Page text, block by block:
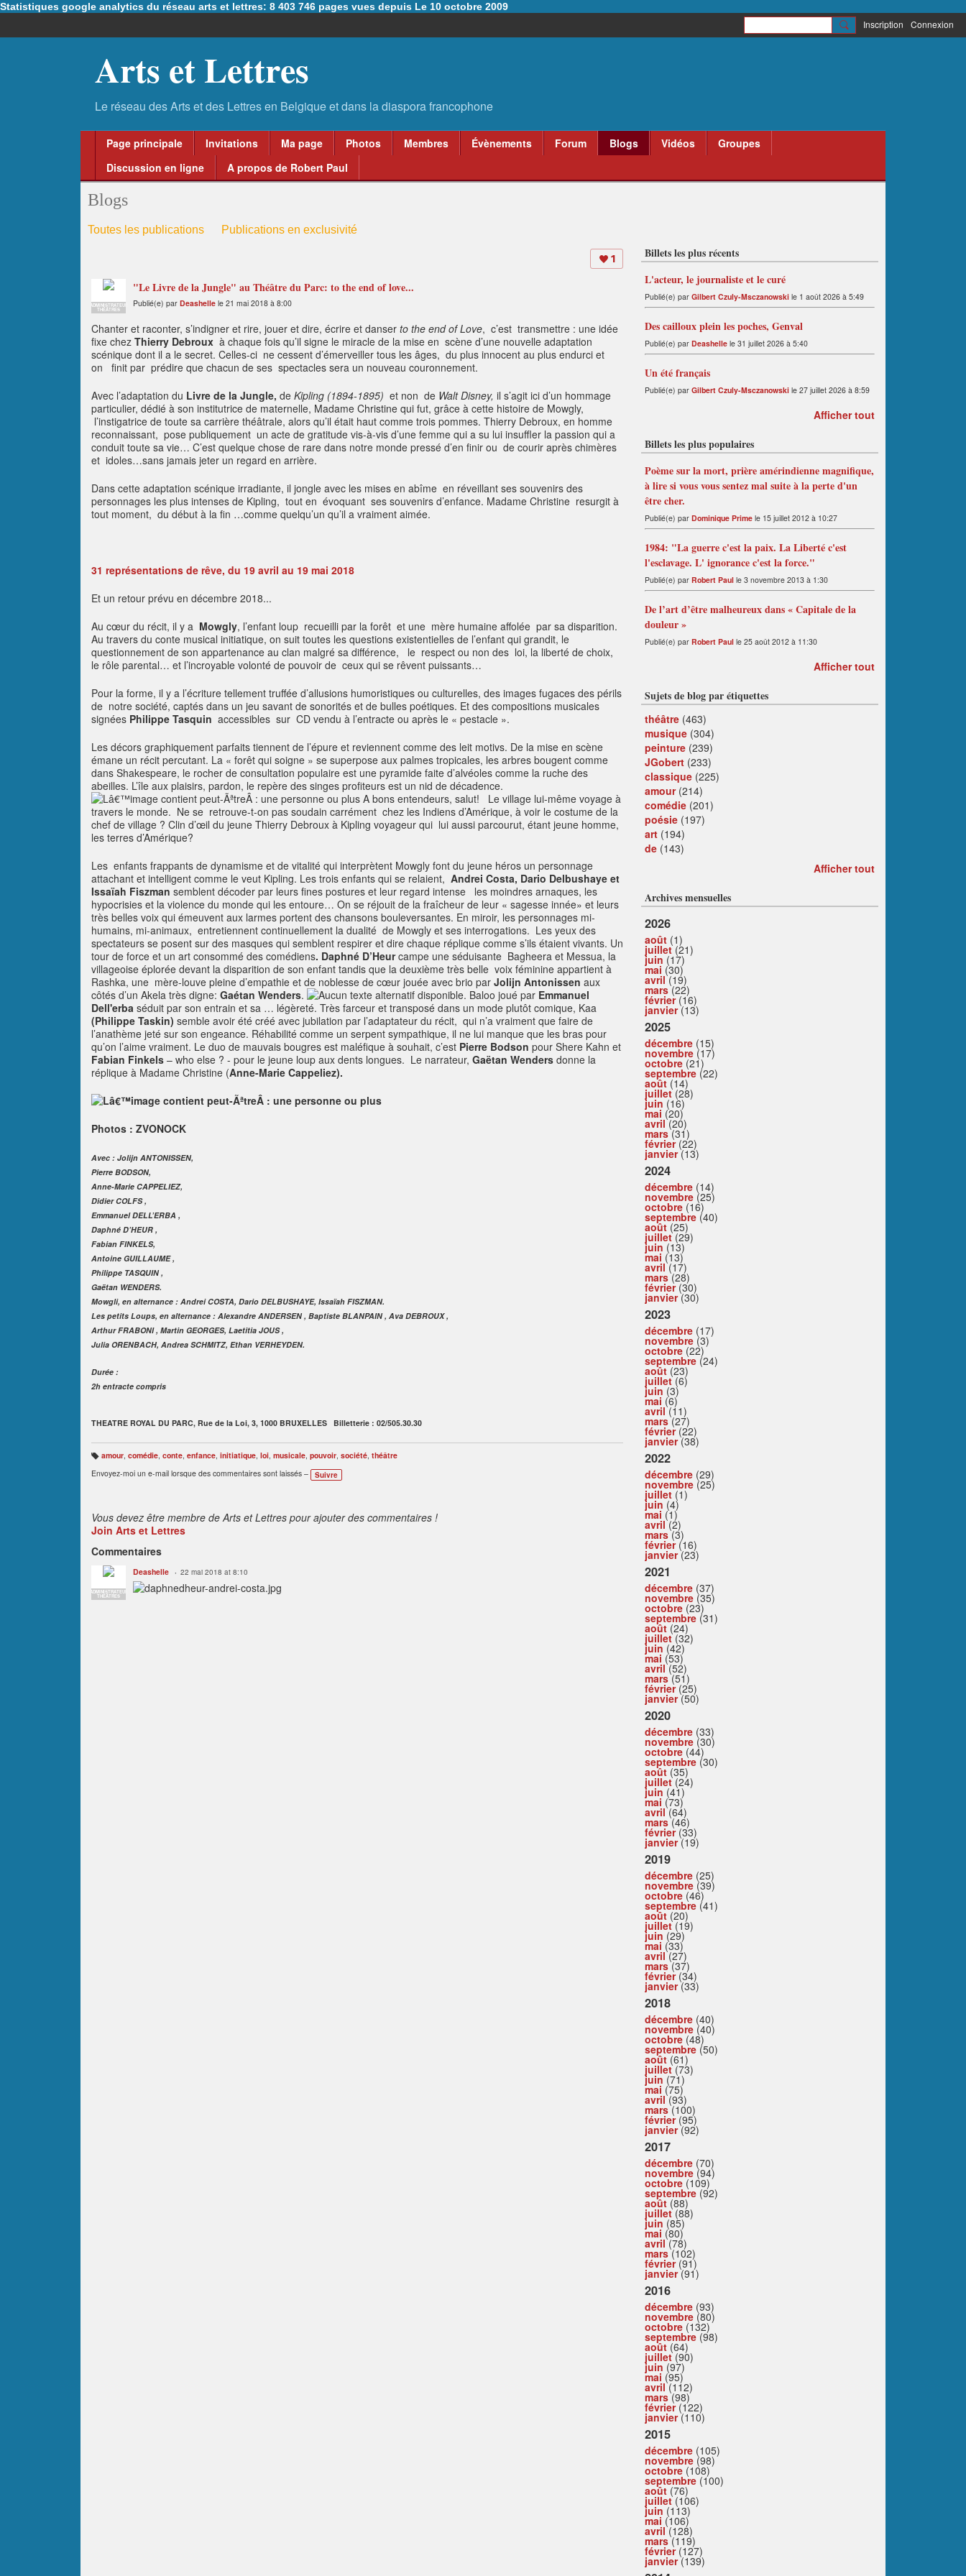
Statistiques google analytics du réseau arts et lettres: 8 403 746 pages vues depuis Le 10 octobre 2009
Inscription Connexion
Arts et Lettres
Page principale Invitations Ma page Photos Membres Évènements Forum Blogs Vidéos
Groupes
Discussion en ligne
A propos de Robert Paul
Blogs
Toutes les publications Publications en exclusivité
1
ADMINISTRATEUR
THÉÂTRES
"Le Livre de la Jungle" au Théâtre du Parc: to the end of love...
Publié(e) par Deashelle le 21 mai 2018 à 8:00
Chanter et raconter, s’indigner et rire, jouer et dire, écrire et danser to the end of Love, c’est transmettre : une idée
fixe chez Thierry Debroux à chaque fois qu’il signe le miracle de la mise en scène d’une nouvelle adaptation
scénique dont il a le secret. Celles-ci ne cessent d’émerveiller tous les âges, du plus innocent au plus endurci et
on finit par prédire que chacun de ses spectacles sera un nouveau couronnement.
Avec l’adaptation du Livre de la Jungle, de Kipling (1894-1895) et non de Walt Disney, il s’agit ici d’un hommage
particulier, dédié à son institutrice de maternelle, Madame Christine qui fut, grâce à cette histoire de Mowgly,
l’instigatrice de toute sa carrière théâtrale, alors qu’il était haut comme trois pommes. Thierry Debroux, en homme
reconnaissant, pose publiquement un acte de gratitude vis-à-vis d’une femme qui a su lui insuffler la passion qui a
conduit toute sa vie… C’est quelque chose de rare dans notre monde pressé d’en finir ou de courir après chimères
et idoles…sans jamais jeter un regard en arrière.
Dans cette adaptation scénique irradiante, il jongle avec les mises en abîme en réveillant ses souvenirs des
personnages les plus intenses de Kipling, tout en évoquant ses souvenirs d’enfance. Madame Christine resurgit à
tout moment, du début à la fin …comme quelqu’un qu’il a vraiment aimée.
31 représentations de rêve, du 19 avril au 19 mai 2018
Et un retour prévu en décembre 2018...
Au cœur du récit, il y a Mowgly, l’enfant loup recueilli par la forêt et une mère humaine affolée par sa disparition.
Au travers du conte musical initiatique, on suit toutes les questions existentielles de l’enfant qui grandit, le
questionnement de son appartenance au clan malgré sa différence, le respect ou non des loi, la liberté de choix,
le rôle parental… et l’incroyable volonté de pouvoir de ceux qui se rêvent puissants…
Pour la forme, il y a l’écriture tellement truffée d’allusions humoristiques ou culturelles, des images fugaces des périls
de notre société, captés dans un jeu savant de sonorités et de bulles poétiques. Et des compositions musicales
signées Philippe Tasquin accessibles sur CD vendu à l’entracte ou après le « pestacle ».
Les décors graphiquement parfaits tiennent de l’épure et reviennent comme des leit motivs. De la mise en scène
émane un récit percutant. La « forêt qui soigne » se superpose aux palmes tropicales, les arbres bougent comme
dans Shakespeare, le rocher de consultation populaire est une pyramide faite d’alvéoles comme la ruche des
abeilles. L’île aux plaisirs, pardon, le repère des singes profiteurs est un nid de décadence.
A bons entendeurs, salut! Le village lui-même voyage à
travers le monde. Ne se retrouve-t-on pas soudain carrément chez les Indiens d’Amérique, à voir le costume de la
chef de village ? Clin d’œil du jeune Thierry Debroux à Kipling voyageur qui lui aussi parcourut, étant jeune homme,
les terres d’Amérique?
Les enfants frappants de dynamisme et de vitalité qui interprètent Mowgly font du jeune héros un personnage
attachant et intelligent comme le veut Kipling. Les trois enfants qui se relaient, Andrei Costa, Dario Delbushaye et
Issaïah Fiszman semblent décoder par leurs fines postures et leur regard intense les moindres arnaques, les
hypocrisies et la violence du monde qui les entoure… On se réjouit de la fraîcheur de leur « sagesse innée» et leurs
très belles voix qui émeuvent aux larmes portent des chansons bouleversantes. En miroir, les personnages mi-
humains, mi-animaux, entretiennent continuellement la dualité de Mowgly et ses interrogations. Les yeux des
spectateurs se posent sur des masques qui semblent respirer et dire chaque réplique comme s’ils étaient vivants. Un
tour de force et un art consommé des comédiens. Daphné D’Heurcampe une séduisante Bagheera et Messua, la
villageoise éplorée devant la disparition de son enfant tandis que la deuxième très belle voix féminine appartient à
Rashka, une mère-louve pleine d’empathie et de noblesse de cœur jouée avec brio par Jolijn Antonissen aux
côtés d’un Akela très digne: Gaétan Wenders. Baloo joué par Emmanuel
Dell'erba séduit par son entrain et sa … légèreté. Très farceur et transposé dans un mode plutôt comique, Kaa
(Philippe Taskin) semble avoir été créé avec jubilation par l’adaptateur du récit, qui n’a vraiment que faire de
l’anathème jeté sur son engeance. Réhabilité comme un serpent sympathique, il ne lui manque que les bras pour
qu’on l’aime vraiment. Le duo de mauvais bougres est maléfique à souhait, c’est Pierre Bodson pour Shere Kahn et
Fabian Finkels – who else ? - pour le jeune loup aux dents longues. Le narrateur, Gaëtan Wenders donne la
réplique à Madame Christine (Anne-Marie Cappeliez).
Photos : ZVONOCK
Avec : Jolijn ANTONISSEN,
Pierre BODSON,
Anne-Marie CAPPELIEZ,
Didier COLFS ,
Emmanuel DELL’ERBA ,
Daphné D’HEUR ,
Fabian FINKELS,
Antoine GUILLAUME ,
Philippe TASQUIN ,
Gaëtan WENDERS.
Mowgli, en alternance : Andrei COSTA, Dario DELBUSHAYE, Issaïah FISZMAN.
Les petits Loups, en alternance : Alexandre ANDERSEN , Baptiste BLANPAIN , Ava DEBROUX ,
Arthur FRABONI , Martin GEORGES, Laetitia JOUS ,
Julia ORENBACH, Andrea SCHMITZ, Ethan VERHEYDEN.
Durée :
2h entracte compris
THEATRE ROYAL DU PARC, Rue de la Loi, 3, 1000 BRUXELLES Billetterie : 02/505.30.30
B
ali
s
amour, comédie, conte, enfance, initiatique, loi, musicale, pouvoir, société, théâtre
Envoyez-moi un e-mail lorsque des commentaires sont laissés –
Suivre
Vous devez être membre de Arts et Lettres pour ajouter des commentaires !
Join Arts et Lettres
Commentaires
ADMINISTRATEUR
THÉÂTRES
Deashelle 22 mai 2018 at 8:10
Billets les plus récents
L'acteur, le journaliste et le curé
Publié(e) par Gilbert Czuly-Msczanowski le 1 août 2026 à 5:49
Des cailloux plein les poches, Genval
Publié(e) par Deashelle le 31 juillet 2026 à 5:40
Un été français
Publié(e) par Gilbert Czuly-Msczanowski le 27 juillet 2026 à 8:59
Afficher tout
Billets les plus populaires
Poème sur la mort, prière amérindienne magnifique,
à lire si vous vous sentez mal suite à la perte d'un
être cher.
Publié(e) par Dominique Prime le 15 juillet 2012 à 10:27
1984: "La guerre c'est la paix. La Liberté c'est
l'esclavage. L' ignorance c'est la force."
Publié(e) par Robert Paul le 3 novembre 2013 à 1:30
De l’art d’être malheureux dans « Capitale de la
douleur »
Publié(e) par Robert Paul le 25 août 2012 à 11:30
Afficher tout
Sujets de blog par étiquettes
théâtre (463)
musique (304)
peinture (239)
JGobert (233)
classique (225)
amour(214)
comédie (201)
poésie (197)
art (194)
de (143)
Afficher tout
Archives mensuelles
2026
août (1)
juillet(21)
juin (17)
mai (30)
avril(19)
mars(22)
février(16)
janvier(13)
2025
décembre (15)
novembre (17)
octobre (21)
septembre (22)
août (14)
juillet(28)
juin (16)
mai (20)
avril(20)
mars(31)
février(22)
janvier(13)
2024
décembre (14)
novembre (25)
octobre (16)
septembre (40)
août (25)
juillet(29)
juin (13)
mai (13)
avril(17)
mars(28)
février(30)
janvier(30)
2023
décembre (17)
novembre (3)
octobre (22)
septembre (24)
août (23)
juillet(6)
juin (3)
mai (6)
avril(11)
mars(27)
février(22)
janvier(38)
2022
décembre (29)
novembre (25)
juillet (1)
juin (4)
mai (1)
avril(2)
mars(3)
février(16)
janvier(23)
2021
décembre (37)
novembre (35)
octobre (23)
septembre (31)
août (24)
juillet(32)
juin (42)
mai (53)
avril(52)
mars(51)
février(25)
janvier(50)
2020
décembre (33)
novembre (30)
octobre (44)
septembre (30)
août (35)
juillet(24)
juin (41)
mai (73)
avril(64)
mars(46)
février(33)
janvier(19)
2019
décembre (25)
novembre (39)
octobre (46)
septembre (41)
août (20)
juillet(19)
juin (29)
mai (33)
avril(27)
mars(37)
février(34)
janvier(33)
2018
décembre (40)
novembre (40)
octobre (48)
septembre (50)
août (61)
juillet(73)
juin (71)
mai (75)
avril(93)
mars(100)
février(95)
janvier(92)
2017
décembre (70)
novembre (94)
octobre (109)
septembre (92)
août (88)
juillet(88)
juin (85)
mai (80)
avril(78)
mars(102)
février(91)
janvier(91)
2016
décembre (93)
novembre (80)
octobre (132)
septembre (98)
août (64)
juillet(90)
juin (97)
mai (95)
avril(112)
mars(98)
février(122)
janvier(110)
2015
décembre (105)
novembre (98)
octobre (108)
septembre (100)
août (76)
juillet(106)
juin (113)
mai (106)
avril(128)
mars(119)
février(127)
janvier(139)